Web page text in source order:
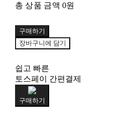
총 상품 금액 0원
구매하기
장바구니에 담기
쉽고 빠른
토스페이 간편결제
구매하기